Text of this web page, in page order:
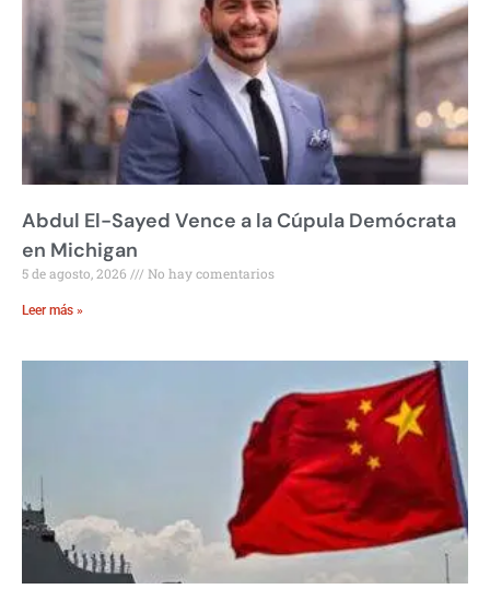
Abdul El-Sayed Vence a la Cúpula Demócrata
en Michigan
5 de agosto, 2026 No hay comentarios
Leer más »